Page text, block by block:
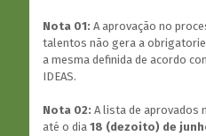
Nota 01: A aprovação no
talentos não gera a
a mesma definida de acordo
IDEAS.
Nota 02: A lista de aprovados
até o dia 18 (dezoito) de